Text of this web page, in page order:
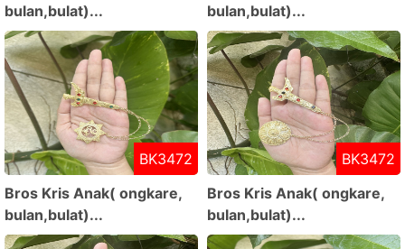
bulan,bulat)...
bulan,bulat)...
BK3472
Bros Kris Anak( ongkare,
bulan,bulat)...
BK3472
Bros Kris Anak( ongkare,
bulan,bulat)...